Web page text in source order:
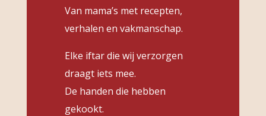
Van mama’s met recepten,
verhalen en vakmanschap.
Elke iftar die wij verzorgen
draagt iets mee.
De handen die hebben
gekookt.